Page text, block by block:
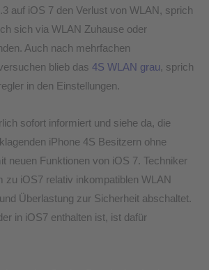
auf iOS 7 den Verlust von WLAN, sprich
sich via WLAN Zuhause oder
Auch nach mehrfachen
blieb das 4S WLAN grau, sprich
in den Einstellungen.
sofort informiert und siehe da, die
iPhone 4S Besitzern ohne
neuen Funktionen von iOS 7. Techniker
zu iOS7 relativ inkompatiblen WLAN
Überlastung zur Sicherheit abschaltet.
in iOS7 enthalten ist, ist dafür